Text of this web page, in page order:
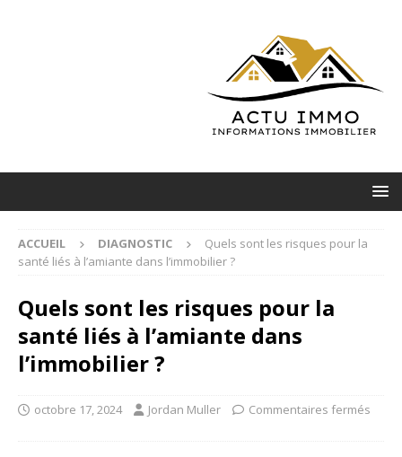
ACCUEIL DIAGNOSTIC
Quels sont les risques pour la
santé liés à l’amiante dans l’immobilier ?
Quels sont les risques pour la
santé liés à l’amiante dans
l’immobilier ?
octobre 17, 2024 Jordan Muller Commentaires fermés